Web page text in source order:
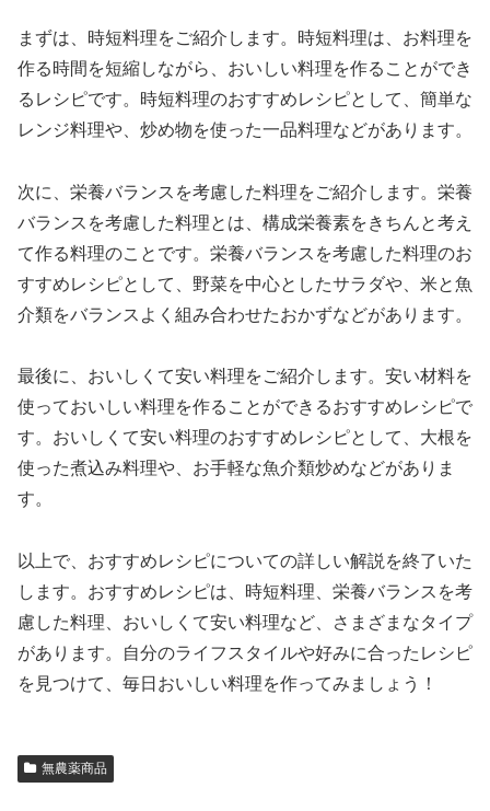
まずは、時短料理をご紹介します。時短料理は、お料理を
作る時間を短縮しながら、おいしい料理を作ることができ
るレシピです。時短料理のおすすめレシピとして、簡単な
レンジ料理や、炒め物を使った一品料理などがあります。
次に、栄養バランスを考慮した料理をご紹介します。栄養
バランスを考慮した料理とは、構成栄養素をきちんと考え
て作る料理のことです。栄養バランスを考慮した料理のお
すすめレシピとして、野菜を中心としたサラダや、米と魚
介類をバランスよく組み合わせたおかずなどがあります。
最後に、おいしくて安い料理をご紹介します。安い材料を
使っておいしい料理を作ることができるおすすめレシピで
す。おいしくて安い料理のおすすめレシピとして、大根を
使った煮込み料理や、お手軽な魚介類炒めなどがありま
す。
以上で、おすすめレシピについての詳しい解説を終了いた
します。おすすめレシピは、時短料理、栄養バランスを考
慮した料理、おいしくて安い料理など、さまざまなタイプ
があります。自分のライフスタイルや好みに合ったレシピ
を見つけて、毎日おいしい料理を作ってみましょう！
無農薬商品